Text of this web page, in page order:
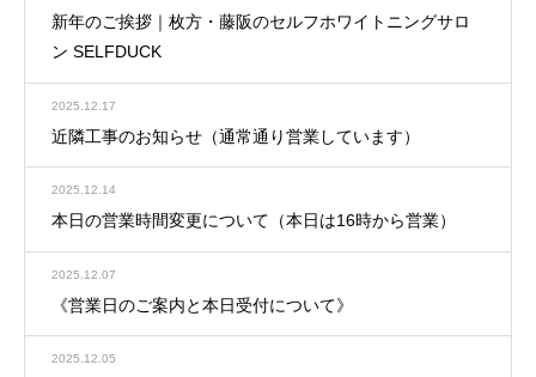
新年のご挨拶｜枚方・藤阪のセルフホワイトニングサロ
ン SELFDUCK
2025.12.17
近隣工事のお知らせ（通常通り営業しています）
2025.12.14
本日の営業時間変更について（本日は16時から営業）
2025.12.07
《営業日のご案内と本日受付について》
2025.12.05